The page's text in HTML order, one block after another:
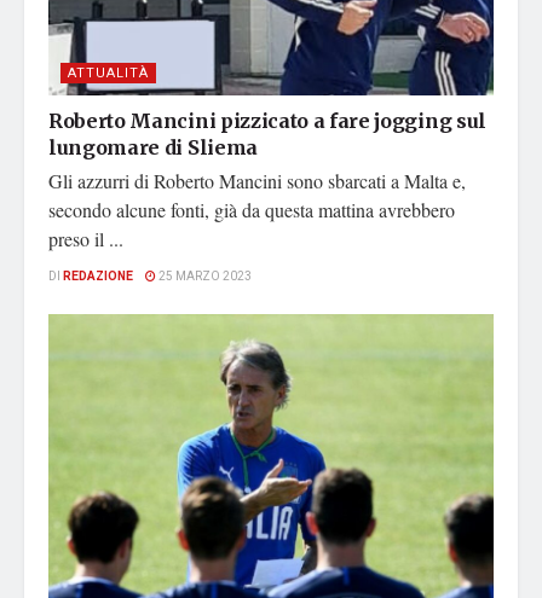
ATTUALITÀ
Roberto Mancini pizzicato a fare jogging sul
lungomare di Sliema
Gli azzurri di Roberto Mancini sono sbarcati a Malta e,
secondo alcune fonti, già da questa mattina avrebbero
preso il ...
DI REDAZIONE 25 MARZO 2023